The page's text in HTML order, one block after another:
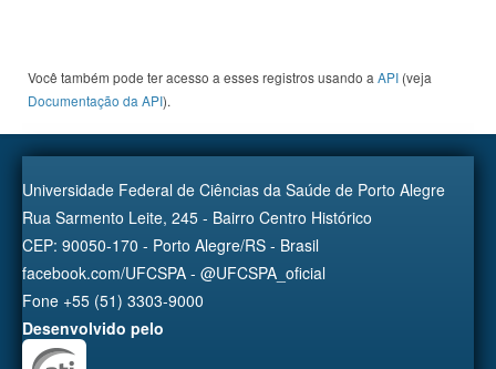
Você também pode ter acesso a esses registros usando a API (veja
Documentação da API).
Universidade Federal de Ciências da Saúde de Porto Alegre
Rua Sarmento Leite, 245 - Bairro Centro Histórico
CEP: 90050-170 - Porto Alegre/RS - Brasil
facebook.com/UFCSPA - @UFCSPA_oficial
Fone +55 (51) 3303-9000
Desenvolvido pelo